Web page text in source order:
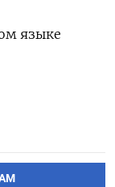
языке